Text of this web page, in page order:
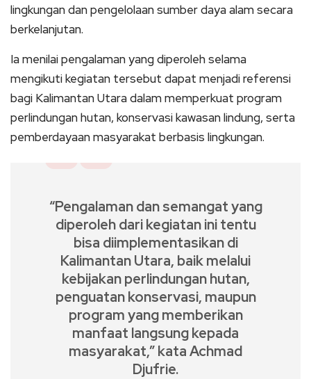
lingkungan dan pengelolaan sumber daya alam secara
berkelanjutan.
Ia menilai pengalaman yang diperoleh selama
mengikuti kegiatan tersebut dapat menjadi referensi
bagi Kalimantan Utara dalam memperkuat program
perlindungan hutan, konservasi kawasan lindung, serta
pemberdayaan masyarakat berbasis lingkungan.
“Pengalaman dan semangat yang
diperoleh dari kegiatan ini tentu
bisa diimplementasikan di
Kalimantan Utara, baik melalui
kebijakan perlindungan hutan,
penguatan konservasi, maupun
program yang memberikan
manfaat langsung kepada
masyarakat,” kata Achmad
Djufrie.